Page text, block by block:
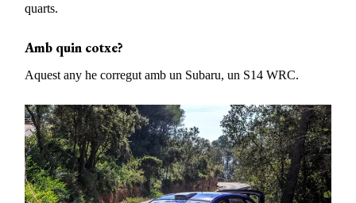
quarts.
Amb quin cotxe?
Aquest any he corregut amb un Subaru, un S14 WRC.